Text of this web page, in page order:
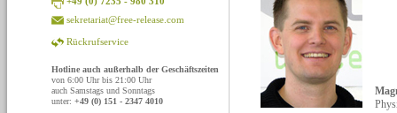
sekretariat@free-release.com
Rückrufservice
Hotline auch außerhalb der Geschäftszeiten
von 6:00 Uhr bis 21:00 Uhr
auch Samstags und Sonntags
unter: +49 (0) 151 - 2347 4010